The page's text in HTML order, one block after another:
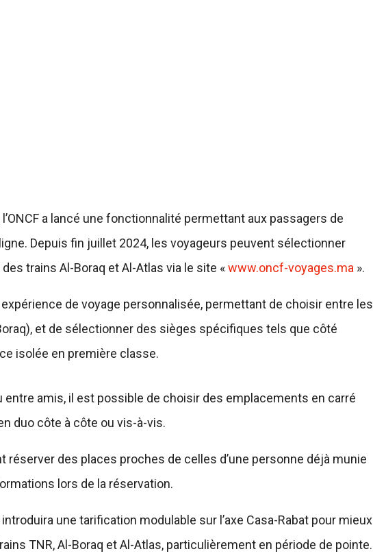
a lancé une fonctionnalité permettant aux passagers de
Depuis fin juillet 2024, les voyageurs peuvent sélectionner
trains Al-Boraq et Al-Atlas via le site «www.oncf-voyages.ma ».
de voyage personnalisée, permettant de choisir entre les
et de sélectionner des sièges spécifiques tels que côté
isolée en première classe.
entre amis, il est possible de choisir des emplacements en carré
duo côte à côte ou vis-à-vis.
réserver des places proches de celles d’une personne déjà munie
lors de la réservation.
introduira une tarification modulable sur l’axe Casa-Rabat pour mieux
TNR, Al-Boraq et Al-Atlas, particulièrement en période de pointe.